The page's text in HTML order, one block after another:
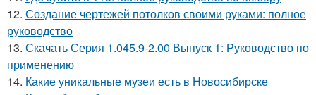
12. Создание чертежей потолков своими руками: полное
руководство
13. Скачать Серия 1.045.9-2.00 Выпуск 1: Руководство по
применению
14. Какие уникальные музеи есть в Новосибирске